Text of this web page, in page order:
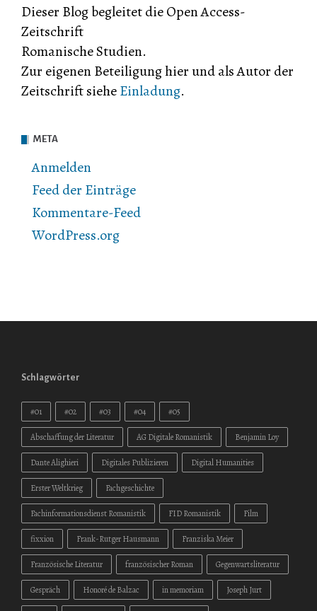
Dieser Blog begleitet die Open Access-
Zeitschrift
Romanische Studien.
Zur eigenen Beteiligung hier und als Autor der
Zeitschrift sieheEinladung.
META
Anmelden
Feed der Einträge
Kommentare-Feed
WordPress.org
Schlagwörter
#01 #02 #03 #04 #05
Abschaffung der Literatur AG Digitale Romanistik Benjamin Loy
Dante Alighieri Digitales Publizieren Digital Humanities
Erster Weltkrieg Fachgeschichte
Fachinformationsdienst Romanistik FID Romanistik Film
fixxion Frank-Rutger Hausmann Franziska Meier
Französische Literatur französischer Roman Gegenwartsliteratur
Gespräch Honoré de Balzac in memoriam Joseph Jurt